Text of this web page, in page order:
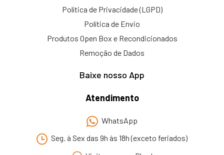
Política de Privacidade (LGPD)
Política de Envio
Produtos Open Box e Recondicionados
Remoção de Dados
Baixe nosso App
Atendimento
WhatsApp
Seg. à Sex das 9h às 18h (exceto feriados)